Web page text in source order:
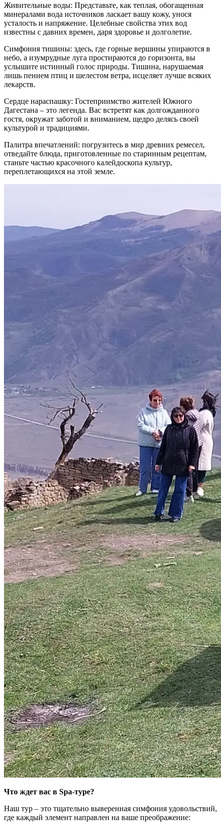
Живительные воды: Представьте, как теплая, обогащенная
минералами вода источников ласкает вашу кожу, унося
усталость и напряжение. Целебные свойства этих вод
известны с давних времен, даря здоровье и долголетие.
Симфония тишины: здесь, где горные вершины упираются в
небо, а изумрудные луга простираются до горизонта, вы
услышите истинный голос природы. Тишина, нарушаемая
лишь пением птиц и шелестом ветра, исцеляет лучше всяких
лекарств.
Сердце нараспашку: Гостеприимство жителей Южного
Дагестана – это легенда. Вас встретят как долгожданного
гостя, окружат заботой и вниманием, щедро делясь своей
культурой и традициями.
Палитра впечатлений: погрузитесь в мир древних ремесел,
отведайте блюда, приготовленные по старинным рецептам,
станьте частью красочного калейдоскопа культур,
переплетающихся на этой земле.
Что ждет вас в Spa-туре?
Наш тур – это тщательно выверенная симфония удовольствий,
где каждый элемент направлен на ваше преображение: